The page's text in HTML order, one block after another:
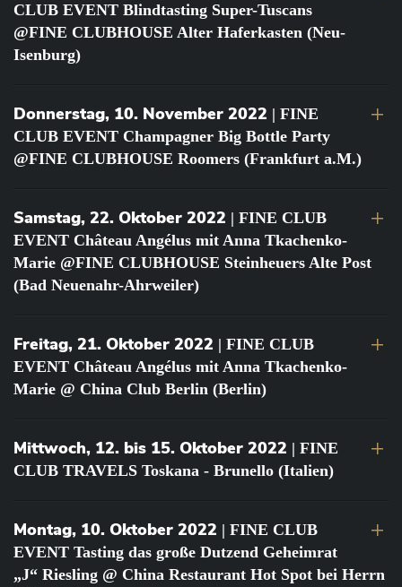
CLUB EVENT Blindtasting Super-Tuscans
@FINE CLUBHOUSE Alter Haferkasten (Neu-
Isenburg)
Donnerstag, 10. November 2022 | FINE
CLUB EVENT Champagner Big Bottle Party
@FINE CLUBHOUSE Roomers (Frankfurt a.M.)
Samstag, 22. Oktober 2022 | FINE CLUB
EVENT Château Angélus mit Anna Tkachenko-
Marie @FINE CLUBHOUSE Steinheuers Alte Post
(Bad Neuenahr-Ahrweiler)
Freitag, 21. Oktober 2022 | FINE CLUB
EVENT Château Angélus mit Anna Tkachenko-
Marie @ China Club Berlin (Berlin)
Mittwoch, 12. bis 15. Oktober 2022 | FINE
CLUB TRAVELS Toskana - Brunello (Italien)
Montag, 10. Oktober 2022 | FINE CLUB
EVENT Tasting das große Dutzend Geheimrat
„J“ Riesling @ China Restaurant Hot Spot bei Herrn